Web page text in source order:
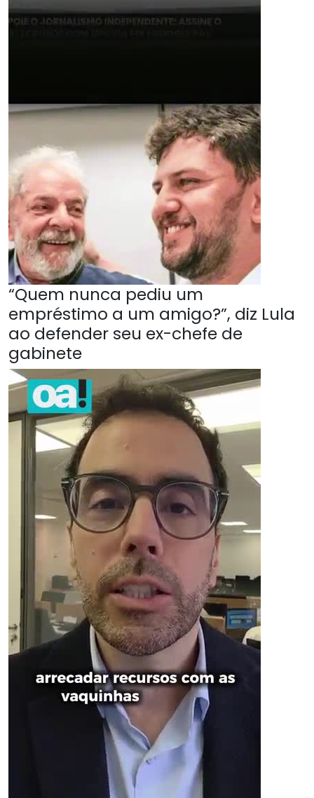
“Quem nunca pediu um
empréstimo a um amigo?”, diz Lula
ao defender seu ex-chefe de
gabinete